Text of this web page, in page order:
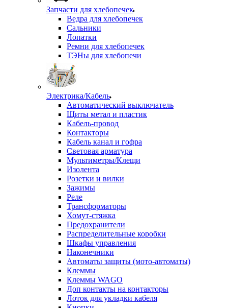
Запчасти для хлебопечек
Ведра для хлебопечек
Сальники
Лопатки
Ремни для хлебопечек
ТЭНы для хлебопечи
Электрика/Кабель
Автоматический выключатель
Щиты метал и пластик
Кабель-провод
Контакторы
Кабель канал и гофра
Световая арматура
Мультиметры/Клещи
Изолента
Розетки и вилки
Зажимы
Реле
Трансформаторы
Хомут-стяжка
Предохранители
Распределительные коробки
Шкафы управления
Наконечники
Автоматы защиты (мото-автоматы)
Клеммы
Клеммы WAGO
Доп контакты на контакторы
Лоток для укладки кабеля